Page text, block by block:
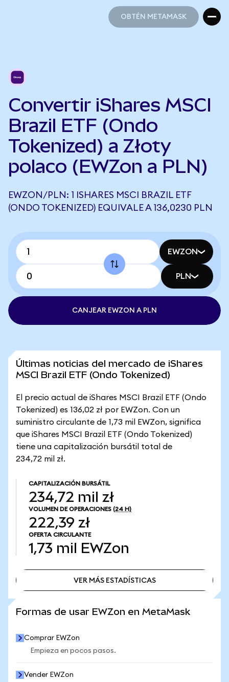
OBTÉN METAMASK
Convertir iShares MSCI
Brazil ETF (Ondo
Tokenized) a Złoty
polaco (EWZon a PLN)
EWZON/PLN: 1 ISHARES MSCI BRAZIL ETF
(ONDO TOKENIZED) EQUIVALE A 136,0230 PLN
EWZON
PLN
CANJEAR EWZON A PLN
Últimas noticias del mercado de iShares
MSCI Brazil ETF (Ondo Tokenized)
El precio actual de iShares MSCI Brazil ETF (Ondo
Tokenized) es 136,02 zł por EWZon. Con un
suministro circulante de 1,73 mil EWZon, significa
que iShares MSCI Brazil ETF (Ondo Tokenized)
tiene una capitalización bursátil total de
234,72 mil zł.
CAPITALIZACIÓN BURSÁTIL
234,72 mil zł
VOLUMEN DE OPERACIONES (24 H)
222,39 zł
OFERTA CIRCULANTE
1,73 mil EWZon
VER MÁS ESTADÍSTICAS
Formas de usar EWZon en MetaMask
Comprar EWZon
Empieza en pocos pasos.
Vender EWZon